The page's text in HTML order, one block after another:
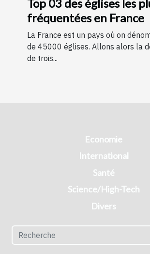
Top 03 des églises les
fréquentées en France
La France est un pays où on
de 45000 églises. Allons alors la
de trois...
Economie
International
Santé
Science/High-Tech
Divers